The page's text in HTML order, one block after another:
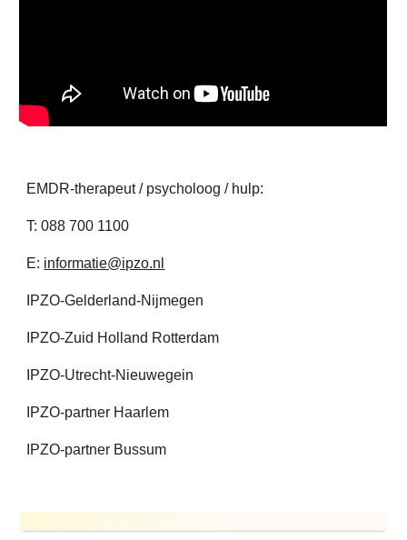
EMDR-therapeut / psycholoog / hulp:
T: 088 700 1100
E: informatie@ipzo.nl
IPZO-Gelderland-Nijmegen
IPZO-Zuid Holland Rotterdam
IPZO-Utrecht-Nieuwegein
IPZO-partner Haarlem
IPZO-partner Bussum